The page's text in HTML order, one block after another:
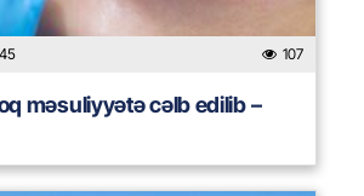
107
məsuliyyətə cəlb edilib –